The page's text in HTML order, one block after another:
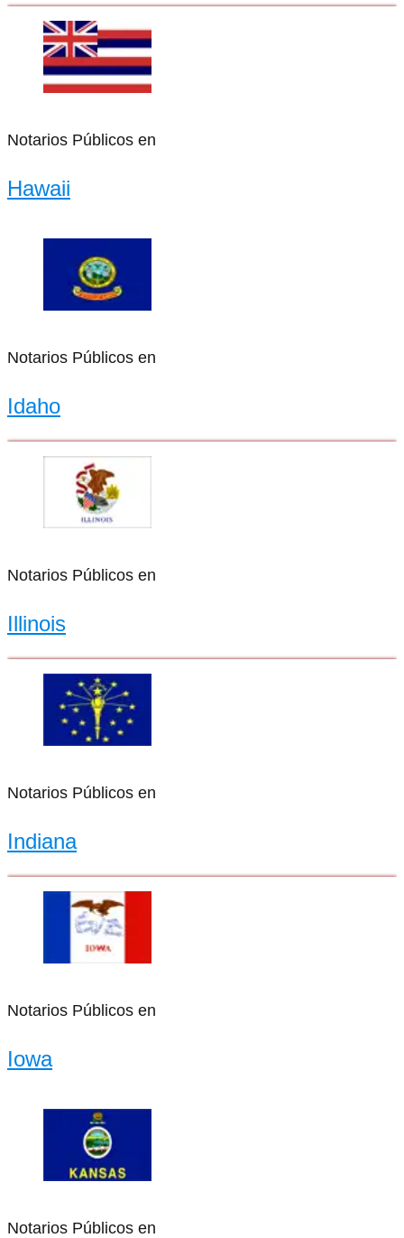
Notarios Públicos en
Hawaii
Notarios Públicos en
Idaho
Notarios Públicos en
Illinois
Notarios Públicos en
Indiana
Notarios Públicos en
Iowa
Notarios Públicos en